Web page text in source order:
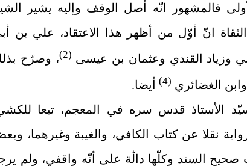
فالمشهور انّه أصل الوقف وإليه يشير
انّ أوّل من أظهر هذا الاعتقاد، علي بن
وزياد القندي وعثمان بن عيسى (2)
، وصرّح
وابن الغضائري (4)
أيضا.
الأستاذ قدس ‌سره في المعجم، تبعا
نقلا عن كتاب الكافي، والغيبة وغيرهما،
صحيح السند وكلّها دالّة على أنّه واقفي، ولم